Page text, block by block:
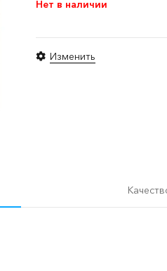
Нет в наличии
Изменить